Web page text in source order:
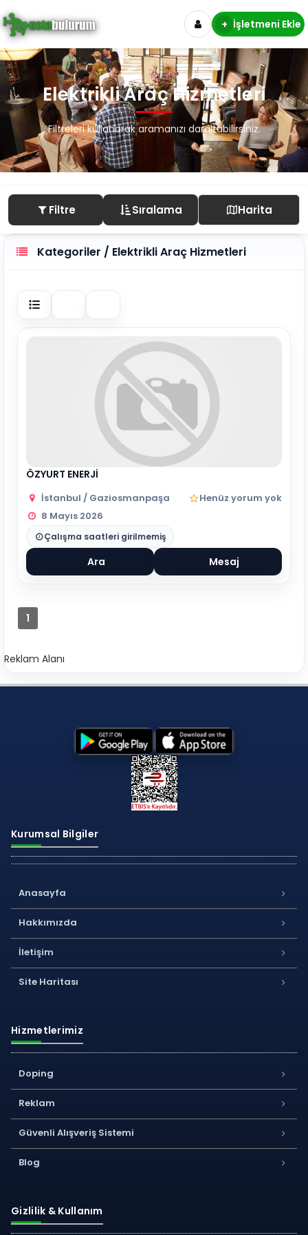
+ İşletmeni Ekle
Elektrikli Araç Hizmetleri
Filtreleri kullanarak aramanızı daraltabilirsiniz.
Filtre Sıralama Harita
Kategoriler / Elektrikli Araç Hizmetleri
ÖZYURT ENERJİ
İstanbul / Gaziosmanpaşa
Henüz yorum yok
8 Mayıs 2026
Çalışma saatleri girilmemiş
Ara Mesaj
1
Reklam Alanı
Kurumsal Bilgiler
Anasayfa
Hakkımızda
İletişim
Site Haritası
Hizmetlerimiz
Doping
Reklam
Güvenli Alışveriş Sistemi
Blog
Gizlilik & Kullanım